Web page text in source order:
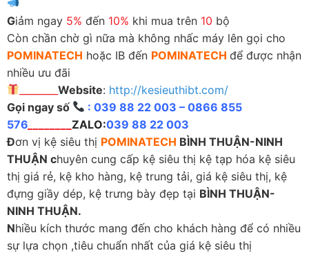
Giảm ngay 5% đến 10% khi mua trên 10 bộ
Còn chần chờ gì nữa mà không nhấc máy lên gọi cho
POMINATECH hoặc IB đến POMINATECH để được nhận
nhiều ưu đãi
________Website: http://kesieuthibt.com/
Gọi ngay số
: 039 88 22 003 – 0866 855
576
ZALO:039 88 22 003
Đơn vị kệ siêu thị POMINATECH BÌNH THUẬN-NINH
THUẬN chuyên cung cấp kệ siêu thị kệ tạp hóa kệ siêu
thị giá rẻ, kệ kho hàng, kệ trung tải, giá kệ siêu thị, kệ
đựng giầy dép, kệ trưng bày đẹp tại BÌNH THUẬN-
NINH THUẬN.
Nhiều kích thước mang đến cho khách hàng để có nhiều
sự lựa chọn ,tiêu chuẩn nhất của giá kệ siêu thị